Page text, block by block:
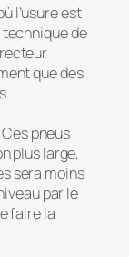
l’usure est
de
que des
Ces pneus
plus large,
sera moins
par le
faire la